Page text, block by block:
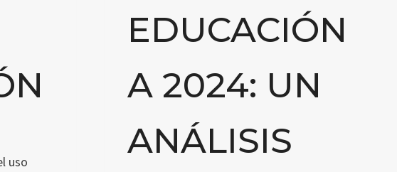
uso
EDUCACIÓN
A 2024: UN
ANÁLISIS